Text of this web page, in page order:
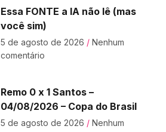
Essa FONTE a IA não lê (mas
você sim)
5 de agosto de 2026 Nenhum
comentário
Remo 0 x 1 Santos –
04/08/2026 – Copa do Brasil
5 de agosto de 2026 Nenhum